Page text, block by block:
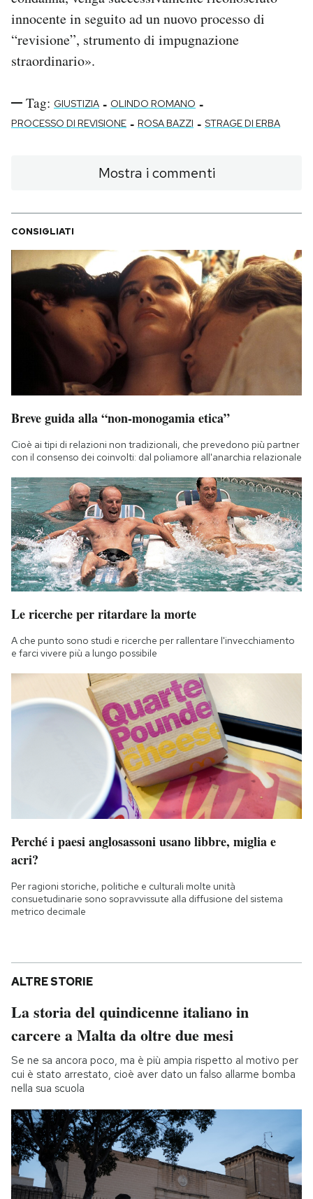
innocente in seguito ad un nuovo processo di
“revisione”, strumento di impugnazione
straordinario».
Tag: GIUSTIZIA - OLINDO ROMANO -
PROCESSO DI REVISIONE - ROSA BAZZI - STRAGE DI ERBA
Mostra i commenti
CONSIGLIATI
Breve guida alla “non-monogamia etica”
Cioè ai tipi di relazioni non tradizionali, che prevedono più partner
con il consenso dei coinvolti: dal poliamore all'anarchia relazionale
Le ricerche per ritardare la morte
A che punto sono studi e ricerche per rallentare l'invecchiamento
e farci vivere più a lungo possibile
Perché i paesi anglosassoni usano libbre, miglia e
acri?
Per ragioni storiche, politiche e culturali molte unità
consuetudinarie sono sopravvissute alla diffusione del sistema
metrico decimale
ALTRE STORIE
La storia del quindicenne italiano in
carcere a Malta da oltre due mesi
Se ne sa ancora poco, ma è più ampia rispetto al motivo per
cui è stato arrestato, cioè aver dato un falso allarme bomba
nella sua scuola